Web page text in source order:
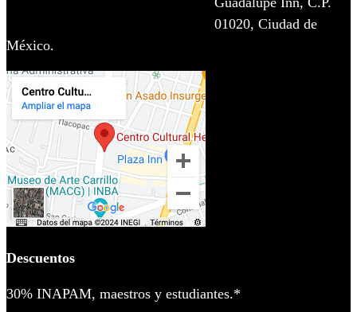
01020, Ciudad de
México.
Descuentos
30% INAPAM, maestros y estudiantes.*